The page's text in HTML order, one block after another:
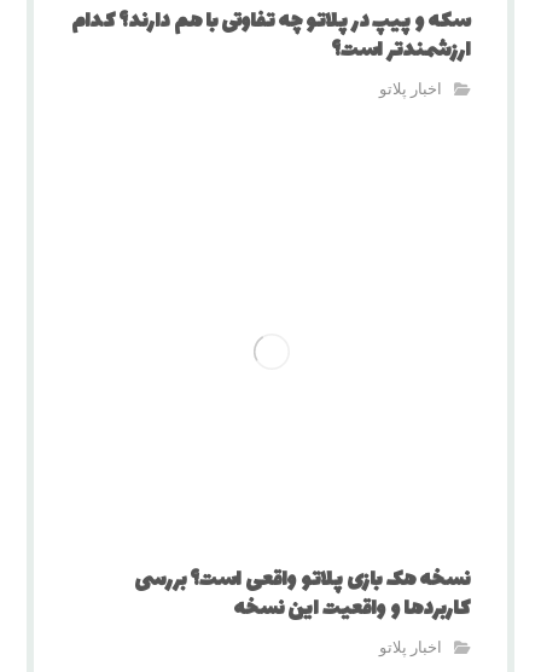
سکه و پیپ در پلاتو چه تفاوتی با هم دارند؟ کدام
ارزشمندتر است؟
اخبار پلاتو
نسخه هک بازی پلاتو واقعی است؟ بررسی
کاربردها و واقعیت این نسخه
اخبار پلاتو